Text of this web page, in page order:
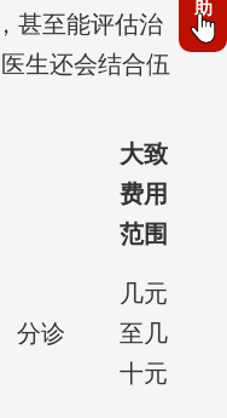
甚至能评估治
生还会结合伍
大致
费用
范围
分诊
几元
至几
十元
助